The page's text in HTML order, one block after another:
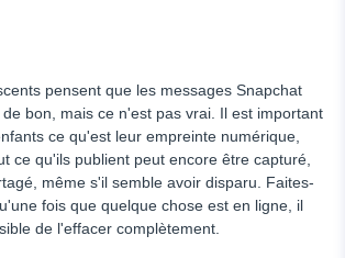
pensent que les messages Snapchat
bon, mais ce n'est pas vrai. Il est important
ce qu'est leur empreinte numérique,
ce qu'ils publient peut encore être capturé,
même s'il semble avoir disparu. Faites-
fois que quelque chose est en ligne, il
de l'effacer complètement.